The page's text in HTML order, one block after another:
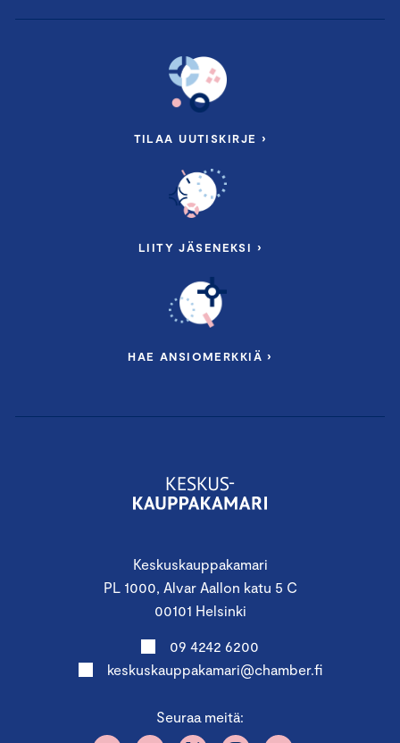
Keskuskauppakamari
PL 1000, Alvar Aallon katu 5 C
00101 Helsinki
09 4242 6200
keskuskauppakamari@chamber.fi
Seuraa meitä:
TILAA UUTISKIRJE ›
LIITY JÄSENEKSI ›
HAE ANSIOMERKKIÄ ›